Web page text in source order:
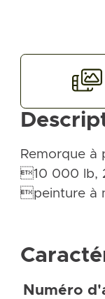
Remorque à
10 000 lb,
peinture à
Numéro